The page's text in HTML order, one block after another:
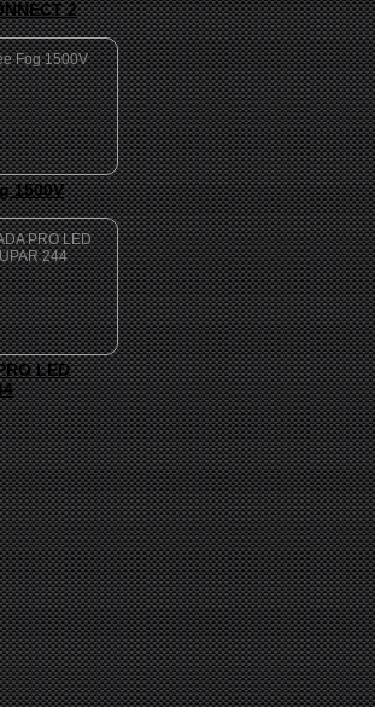
2
1500V
LED